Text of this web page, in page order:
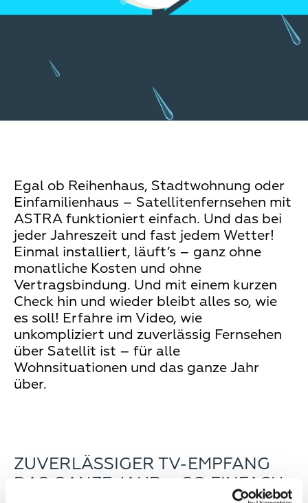
Egal ob Reihenhaus, Stadtwohnung oder
Einfamilienhaus – Satellitenfernsehen mit
ASTRA funktioniert einfach. Und das bei
jeder Jahreszeit und fast jedem Wetter!
Einmal installiert, läuft’s – ganz ohne
monatliche Kosten und ohne
Vertragsbindung. Und mit einem kurzen
Check hin und wieder bleibt alles so, wie
es soll! Erfahre im Video, wie
unkompliziert und zuverlässig Fernsehen
über Satellit ist – für alle
Wohnsituationen und das ganze Jahr
über.
ZUVERLÄSSIGER TV-EMPFANG
DAS GANZE JAHR – SO EINFACH